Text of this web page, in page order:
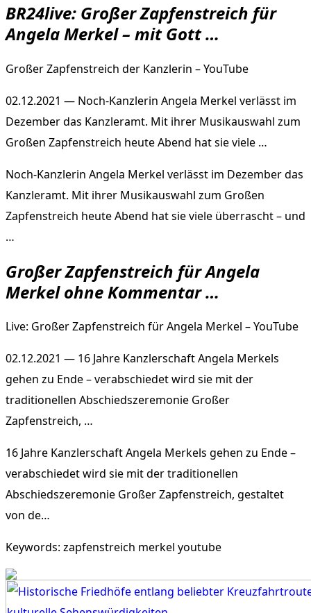
BR24live: Großer Zapfenstreich für
Angela Merkel – mit Gott …
Großer Zapfenstreich der Kanzlerin – YouTube
02.12.2021 — Noch-Kanzlerin Angela Merkel verlässt im
Dezember das Kanzleramt. Mit ihrer Musikauswahl zum
Großen Zapfenstreich heute Abend hat sie viele …
Noch-Kanzlerin Angela Merkel verlässt im Dezember das
Kanzleramt. Mit ihrer Musikauswahl zum Großen
Zapfenstreich heute Abend hat sie viele überrascht – und
…
Großer Zapfenstreich für Angela
Merkel ohne Kommentar …
Live: Großer Zapfenstreich für Angela Merkel – YouTube
02.12.2021 — 16 Jahre Kanzlerschaft Angela Merkels
gehen zu Ende – verabschiedet wird sie mit der
traditionellen Abschiedszeremonie Großer
Zapfenstreich, …
16 Jahre Kanzlerschaft Angela Merkels gehen zu Ende –
verabschiedet wird sie mit der traditionellen
Abschiedszeremonie Großer Zapfenstreich, gestaltet
von de…
Keywords: zapfenstreich merkel youtube